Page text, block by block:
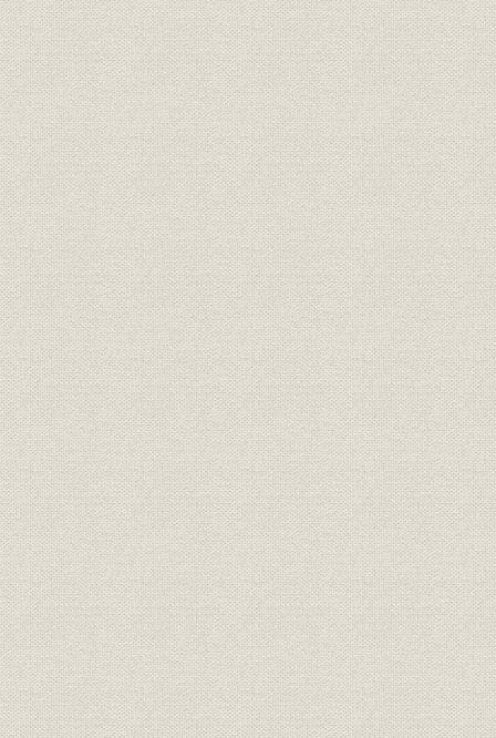
製品 小野田工場普通品品質推移 明治20年
生産 セメント生産高(内地工場) 明治16年
販売 セメント出荷高(内地工場) 明治16年~
生産 セメント生産高(外地工場) 明治42年~
販売 セメント出荷高(外地工場) 明治42年~
財務・業績 貸借対照表 昭和27年9
財務・業績 損益計算書/利益金処分 昭和27年9
組織 機構図 昭和56年3
年表 年表 明治6年~
参考文献 主要参考文献